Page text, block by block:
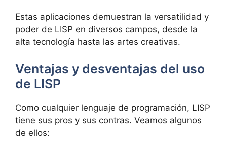
Estas aplicaciones demuestran la versatilidad y
poder de LISP en diversos campos, desde la
alta tecnología hasta las artes creativas.
Ventajas y desventajas del uso
de LISP
Como cualquier lenguaje de programación, LISP
tiene sus pros y sus contras. Veamos algunos
de ellos: